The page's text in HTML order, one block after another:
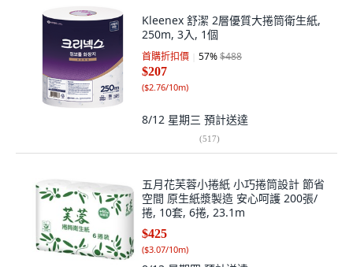
Kleenex 舒潔 2層優質大捲筒衛生紙,
250m, 3入, 1個
首購折扣價 57%$488
$207
($2.76/10m)
8/12 星期三 預計送達
(517)
五月花芙蓉小捲紙 小巧捲筒設計 節省
空間 原生紙漿製造 安心呵護 200張/
捲, 10套, 6捲, 23.1m
$425
($3.07/10m)